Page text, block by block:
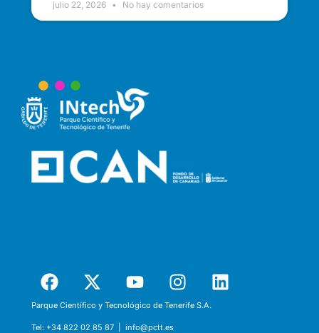
julio 22, 2026 No hay comentarios
Parque Científico y Tecnológico de Tenerife S.A.
Tel: +34 822 02 85 87 | info@pctt.es